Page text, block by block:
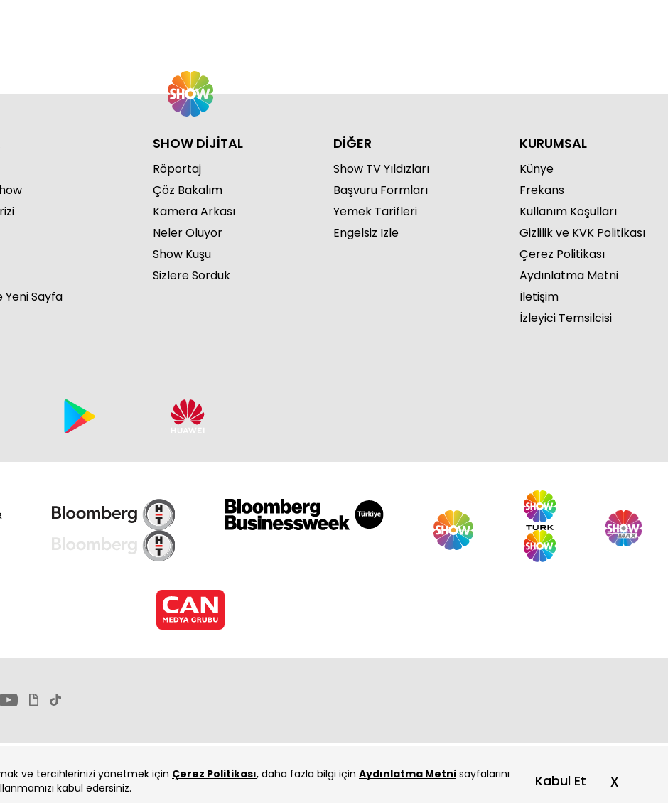
ve tercihlerinizi yönetmek için Çerez Politikası, daha fazla bilgi için Aydınlatma Metni sayfalarını
kabul edersiniz.
Kabul Et x
Yeni Sayfa
SHOW DİJİTAL
Röportaj
Çöz Bakalım
Kamera Arkası
Neler Oluyor
Show Kuşu
Sizlere Sorduk
DİĞER
Show TV Yıldızları
Başvuru Formları
Yemek Tarifleri
Engelsiz İzle
KURUMSAL
Künye
Frekans
Kullanım Koşulları
Gizlilik ve KVK Politikası
Çerez Politikası
Aydınlatma Metni
İletişim
İzleyici Temsilcisi